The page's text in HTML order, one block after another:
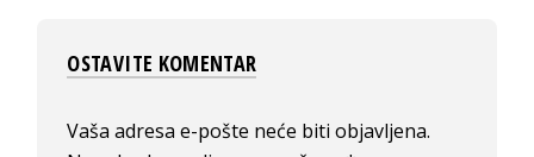
OSTAVITE KOMENTAR
Vaša adresa e-pošte neće biti objavljena.